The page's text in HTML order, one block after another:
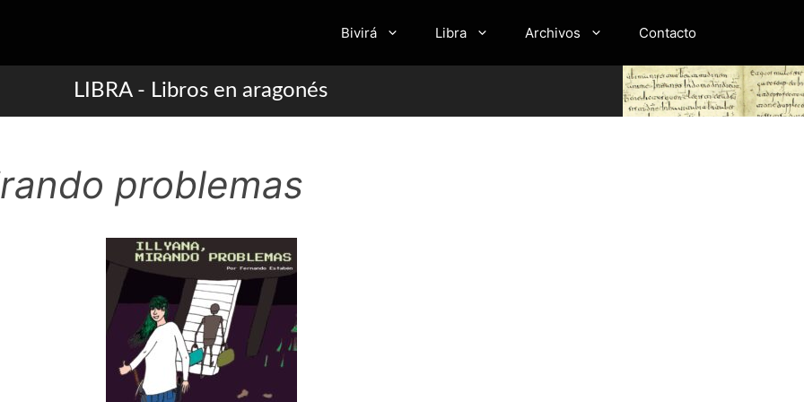
Bivirá Libra Archivos Contacto
LIBRA - Libros en aragonés
problemas